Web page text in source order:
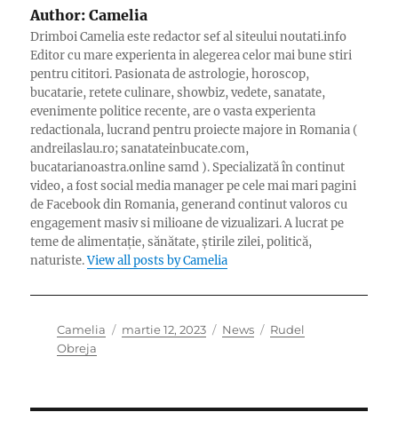
Author: Camelia
Drimboi Camelia este redactor sef al siteului noutati.info
Editor cu mare experienta in alegerea celor mai bune stiri
pentru cititori. Pasionata de astrologie, horoscop,
bucatarie, retete culinare, showbiz, vedete, sanatate,
evenimente politice recente, are o vasta experienta
redactionala, lucrand pentru proiecte majore in Romania (
andreilaslau.ro; sanatateinbucate.com,
bucatarianoastra.online samd ). Specializată în continut
video, a fost social media manager pe cele mai mari pagini
de Facebook din Romania, generand continut valoros cu
engagement masiv si milioane de vizualizari. A lucrat pe
teme de alimentație, sănătate, știrile zilei, politică,
naturiste.View all posts by Camelia
Author
Camelia
Posted
martie 12, 2023 Categories
News Tags
Rudel
Obreja